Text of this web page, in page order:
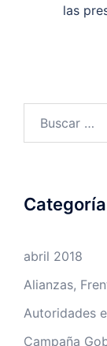
las
abril 2018
Alianzas,
Autoridades
Campaña